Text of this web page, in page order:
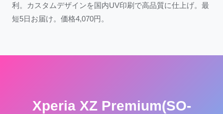
利。カスタムデザインを国内UV印刷で高品質に仕上げ。最
短5日お届け。価格4,070円。
Xperia XZ Premium(SO-